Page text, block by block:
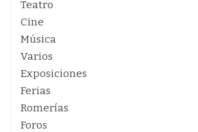
Teatro
Cine
Música
Varios
Exposiciones
Ferias
Romerías
Foros